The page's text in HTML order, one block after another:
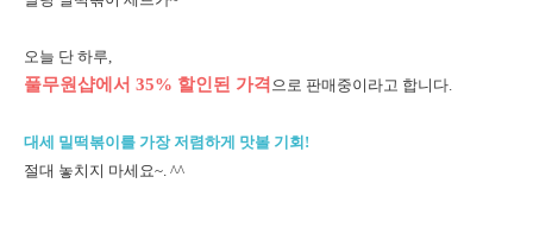
오늘 단 하루,
풀무원샵에서 35% 할인된 가격 으로 판매중이라고 합니다.
대세 밀떡볶이를 가장 저렴하게 맛볼 기회!
절대 놓치지 마세요~. ^^